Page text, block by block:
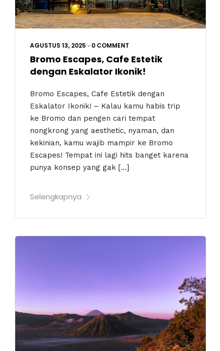
AGUSTUS 13, 2025 • 0 COMMENT
Bromo Escapes, Cafe Estetik
dengan Eskalator Ikonik!
Bromo Escapes, Cafe Estetik dengan
Eskalator Ikonik! – Kalau kamu habis trip
ke Bromo dan pengen cari tempat
nongkrong yang aesthetic, nyaman, dan
kekinian, kamu wajib mampir ke Bromo
Escapes! Tempat ini lagi hits banget karena
punya konsep yang gak […]
Selengkapnya